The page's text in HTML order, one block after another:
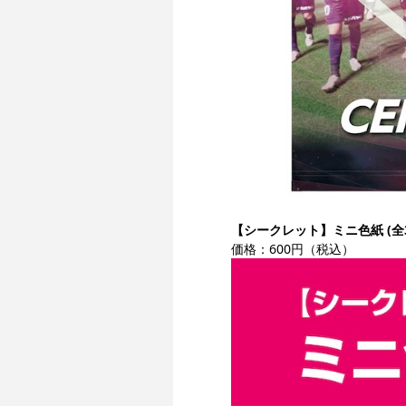
【シークレット】ミニ色紙 (
価格：600円（税込）